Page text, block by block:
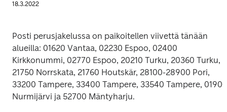
18.3.2022
Posti perusjakelussa on paikoitellen viivettä tänään
alueilla: 01620 Vantaa, 02230 Espoo, 02400
Kirkkonummi, 02770 Espoo, 20210 Turku, 20360 Turku,
21750 Norrskata, 21760 Houtskär, 28100-28900 Pori,
33200 Tampere, 33400 Tampere, 33540 Tampere, 01900
Nurmijärvi ja 52700 Mäntyharju.